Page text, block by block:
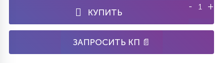
КУПИТЬ
- +
ЗАПРОСИТЬ КП 📄